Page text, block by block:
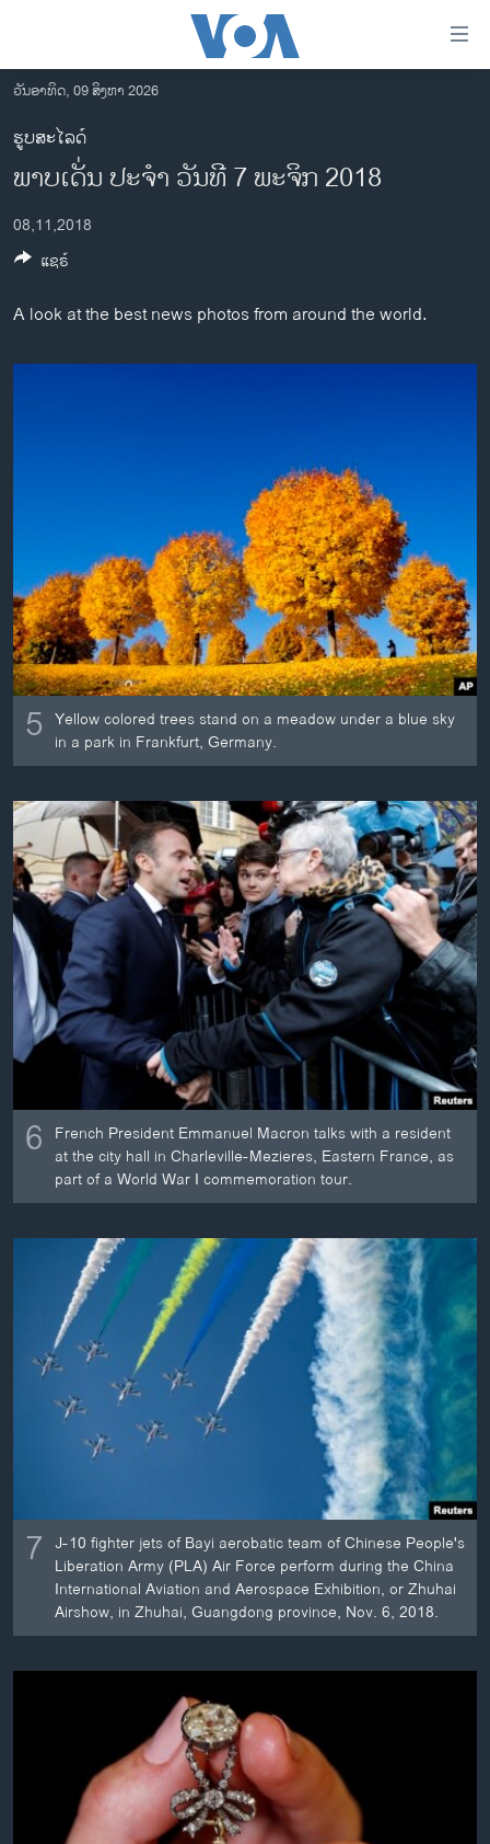
ເຂົ້າ
ຫາ
ຂ້າມ
ຂ້າມ
ໄປ
ຫາ
ຄົ້ນ
ລາວ
ອາເມຣິກາ
ການເລືອກຕັ້ງ ປະທານາທີບໍດີ ສະຫະລັດ 2024
ຂ່າວ​ຈີນ
ໂລກ
ພາສາອັງກິດ
ວີດີໂອ
ສຽງ
ລາຍງານ
ຕິດຕາມພວກເຮົາ ທີ່
ພາສາຕ່າງໆ
ວັນອາທິດ, 09 ສິງຫາ 2026
ຮູບສະໄລດ໌
ພາບເດັ່ນ ປະຈຳ ວັນທີ 7 ພະຈິກ 2018
08,11,2018
A look at the best news photos from around the world.
5 Yellow colored trees stand on a meadow under a blue sky
in a park in Frankfurt, Germany.
6 French President Emmanuel Macron talks with a resident
at the city hall in Charleville-Mezieres, Eastern France, as
part of a World War I commemoration tour.
7 J-10 fighter jets of Bayi aerobatic team of Chinese People's
Liberation Army (PLA) Air Force perform during the China
International Aviation and Aerospace Exhibition, or Zhuhai
Airshow, in Zhuhai, Guangdong province, Nov. 6, 2018.
ແຊຣ໌